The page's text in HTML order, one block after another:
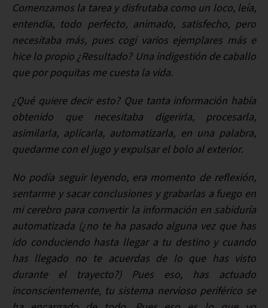
Comenzamos la tarea y disfrutaba como un loco, leía,
entendía, todo perfecto, animado, satisfecho, pero
necesitaba más, pues cogí varios ejemplares más e
hice lo propio ¿Resultado? Una indigestión de caballo
que por poquitas me cuesta la vida.
¿Qué quiere decir esto? Que tanta información había
obtenido que necesitaba digerirla, procesarla,
asimilarla, aplicarla, automatizarla, en una palabra,
quedarme con el jugo y expulsar el bolo al exterior.
No podía seguir leyendo, era momento de reflexión,
sentarme y sacar conclusiones y grabarlas a fuego en
mi cerebro para convertir la información en sabiduría
automatizada (¿no te ha pasado alguna vez que has
ido conduciendo hasta llegar a tu destino y cuando
has llegado no te acuerdas de lo que has visto
durante el trayecto?) Pues eso, has actuado
inconscientemente, tu sistema nervioso periférico se